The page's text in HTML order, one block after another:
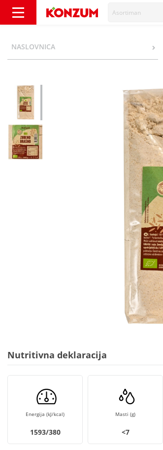
Asortiman
NASLOVNICA
Nutritivna deklaracija
Energija (kJ/kcal)
1593/380
Masti (g)
<7